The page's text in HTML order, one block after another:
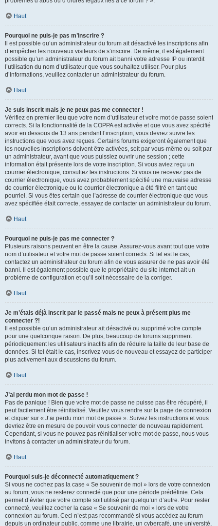
Haut
Pourquoi ne puis-je pas m’inscrire ?
Il est possible qu’un administrateur du forum ait désactivé les inscriptions afin
d’empêcher les nouveaux visiteurs de s’inscrire. De même, il est également
possible qu’un administrateur du forum ait banni votre adresse IP ou interdit
l’utilisation du nom d’utilisateur que vous souhaitez utiliser. Pour plus
d’informations, veuillez contacter un administrateur du forum.
Haut
Je suis inscrit mais je ne peux pas me connecter !
Vérifiez en premier lieu que votre nom d’utilisateur et votre mot de passe soient
corrects. Si la fonctionnalité de la COPPA est activée et que vous avez spécifié
avoir en dessous de 13 ans pendant l’inscription, vous devrez suivre les
instructions que vous avez reçues. Certains forums exigeront également que
les nouvelles inscriptions doivent être activées, soit par vous-même ou soit par
un administrateur, avant que vous puissiez ouvrir une session ; cette
information était présente lors de votre inscription. Si vous aviez reçu un
courrier électronique, consultez les instructions. Si vous ne recevez pas de
courrier électronique, vous avez probablement spécifié une mauvaise adresse
de courrier électronique ou le courrier électronique a été filtré en tant que
pourriel. Si vous êtes certain que l’adresse de courrier électronique que vous
avez spécifiée était correcte, essayez de contacter un administrateur du forum.
Haut
Pourquoi ne puis-je pas me connecter ?
Plusieurs raisons peuvent en être la cause. Assurez-vous avant tout que votre
nom d’utilisateur et votre mot de passe soient corrects. Si tel est le cas,
contactez un administrateur du forum afin de vous assurer de ne pas avoir été
banni. Il est également possible que le propriétaire du site internet ait un
problème de configuration et qu’il soit nécessaire de la corriger.
Haut
Je m’étais déjà inscrit par le passé mais ne peux à présent plus me
connecter ?!
Il est possible qu’un administrateur ait désactivé ou supprimé votre compte
pour une quelconque raison. De plus, beaucoup de forums suppriment
périodiquement les utilisateurs inactifs afin de réduire la taille de leur base de
données. Si tel était le cas, inscrivez-vous de nouveau et essayez de participer
plus activement aux discussions du forum.
Haut
J’ai perdu mon mot de passe !
Pas de panique ! Bien que votre mot de passe ne puisse pas être récupéré, il
peut facilement être réinitialisé. Veuillez vous rendre sur la page de connexion
et cliquer sur « J’ai perdu mon mot de passe ». Suivez les instructions et vous
devriez être en mesure de pouvoir vous connecter de nouveau rapidement.
Cependant, si vous ne pouvez pas réinitialiser votre mot de passe, nous vous
invitons à contacter un administrateur du forum.
Haut
Pourquoi suis-je déconnecté automatiquement ?
Si vous ne cochez pas la case « Se souvenir de moi » lors de votre connexion
au forum, vous ne resterez connecté que pour une période prédéfinie. Cela
permet d’éviter que votre compte soit utilisé par quelqu’un d’autre. Pour rester
connecté, veuillez cocher la case « Se souvenir de moi » lors de votre
connexion au forum. Ceci n’est pas recommandé si vous accédez au forum
depuis un ordinateur public, comme une librairie, un cybercafé, une université,